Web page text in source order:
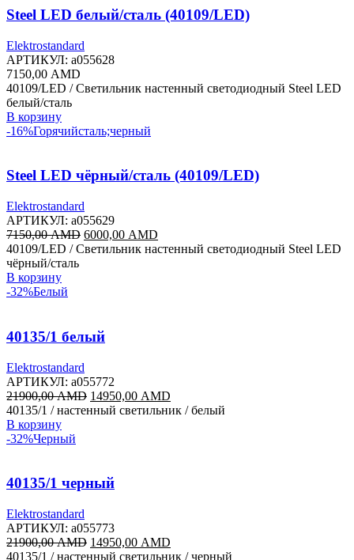
Steel LED белый/сталь (40109/LED)
Elektrostandard
АРТИКУЛ: a055628
7150,00 AMD
40109/LED / Светильник настенный светодиодный Steel LED
белый/сталь
В корзину
-16%Горячийсталь;черный
Steel LED чёрный/сталь (40109/LED)
Elektrostandard
АРТИКУЛ: a055629
7150,00AMD Первоначальная
цена
6000,00 AMD
цена:
40109/LED / Светильник настенный светодиодный Steel LED
чёрный/сталь
В корзину
-32%Белый
40135/1 белый
Elektrostandard
АРТИКУЛ: a055772
21900,00AMD Первоначальная
цена
14950,00 AMD
цена:
40135/1 / настенный светильник / белый
В корзину
-32%Черный
40135/1 черный
Elektrostandard
АРТИКУЛ: a055773
21900,00AMD Первоначальная
цена
14950,00 AMD
цена:
40135/1 / настенный светильник / черный